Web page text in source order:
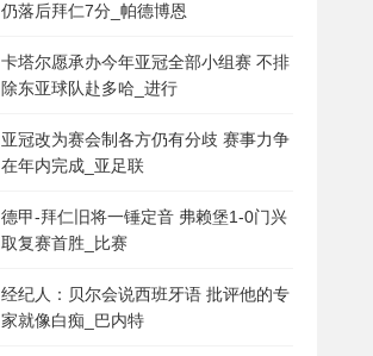
仍落后拜仁7分_帕德博恩
卡塔尔愿承办今年亚冠全部小组赛 不排
除东亚球队赴多哈_进行
亚冠改为赛会制各方仍有分歧 赛事力争
在年内完成_亚足联
德甲-拜仁旧将一锤定音 弗赖堡1-0门兴
取复赛首胜_比赛
经纪人：贝尔会说西班牙语 批评他的专
家就像白痴_巴内特